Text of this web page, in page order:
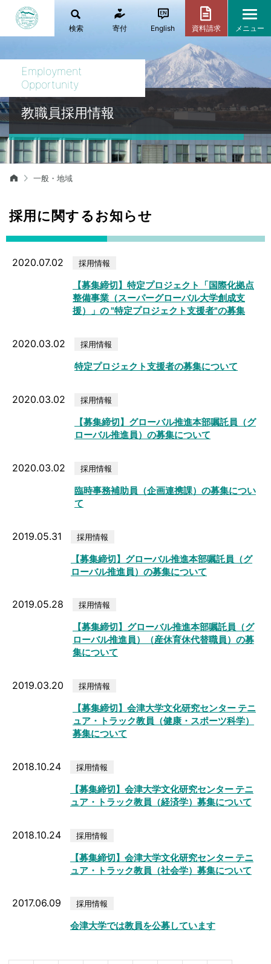
検索 寄付 English 資料請求 メニュー
教職員採用情報
Employment
Opportunity
一般・地域
採用に関するお知らせ
【募集締切】特定プロジェクト「国際化拠点
整備事業（スーパーグローバル大学創成支
援）」の "特定プロジェクト支援者"の募集
採用情報
2020.07.02
特定プロジェクト支援者の募集について
採用情報
2020.03.02
【募集締切】グローバル推進本部嘱託員（グ
ローバル推進員）の募集について
採用情報
2020.03.02
臨時事務補助員（企画連携課）の募集につい
て
採用情報
2020.03.02
【募集締切】グローバル推進本部嘱託員（グ
ローバル推進員）の募集について
採用情報
2019.05.31
【募集締切】グローバル推進本部嘱託員（グ
ローバル推進員）（産休育休代替職員）の募
集について
採用情報
2019.05.28
【募集締切】会津大学文化研究センター テニ
ュア・トラック教員（健康・スポーツ科学）
募集について
採用情報
2019.03.20
【募集締切】会津大学文化研究センター テニ
ュア・トラック教員（経済学）募集について
採用情報
2018.10.24
【募集締切】会津大学文化研究センター テニ
ュア・トラック教員（社会学）募集について
採用情報
2018.10.24
会津大学では教員を公募しています
採用情報
2017.06.09